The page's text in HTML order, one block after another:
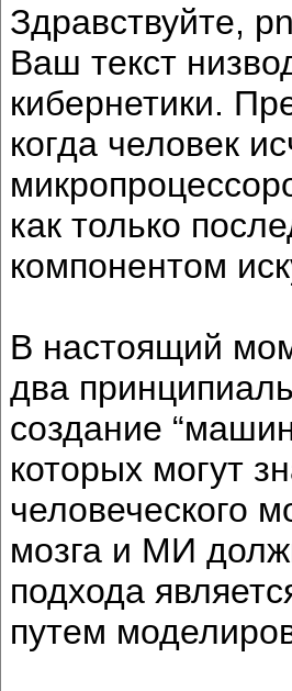
Здравствуйте,
Ваш текст
кибернетики.
когда человек
как только
компонентом
В настоящий
два
создание
которых могут
человеческого
мозга и МИ
подхода
путем